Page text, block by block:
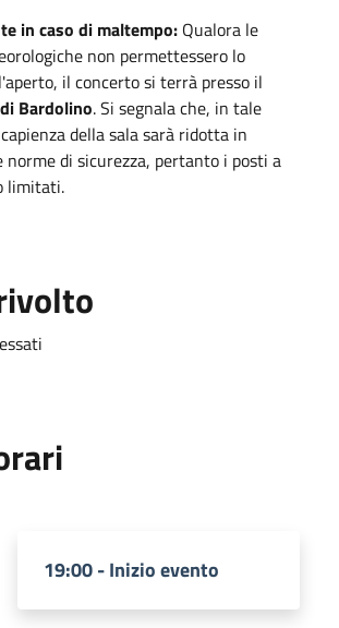
in caso di maltempo: Qualora le
non permettessero lo
il concerto si terrà presso il
Bardolino. Si segnala che, in tale
della sala sarà ridotta in
norme di sicurezza, pertanto i posti a
limitati.
19:00 - Inizio evento